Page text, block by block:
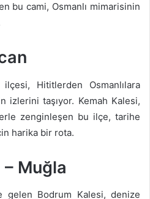
bu cami, Osmanlı mimarisinin
ilçesi, Hititlerden Osmanlılara
izlerini taşıyor. Kemah Kalesi,
zenginleşen bu ilçe, tarihe
harika bir rota.
Muğla
gelen Bodrum Kalesi, denize